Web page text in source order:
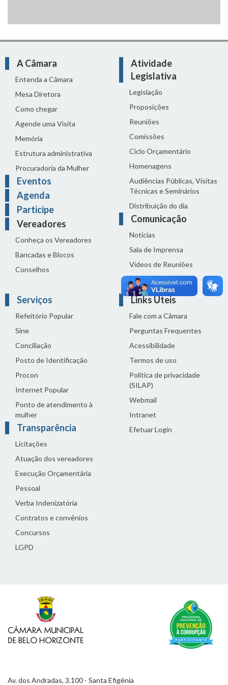
A Câmara
Entenda a Câmara
Mesa Diretora
Como chegar
Agende uma Visita
Memória
Estrutura administrativa
Procuradoria da Mulher
Eventos
Agenda
Participe
Vereadores
Conheça os Vereadores
Bancadas e Blocos
Conselhos
Atividade
Legislativa
Legislação
Proposições
Reuniões
Comissões
Ciclo Orçamentário
Homenagens
Audiências Públicas, Visitas
Técnicas e Seminários
Distribuição do dia
Comunicação
Notícias
Sala de Imprensa
Vídeos de Reuniões
Solenidades
Serviços
Refeitório Popular
Sine
Conciliação
Posto de Identificação
Procon
Internet Popular
Ponto de atendimento à
mulher
Transparência
Licitações
Atuação dos vereadores
Execução Orçamentária
Pessoal
Verba Indenizatória
Contratos e convênios
Concursos
LGPD
Links Úteis
Fale com a Câmara
Perguntas Frequentes
Acessibilidade
Termos de uso
Política de privacidade
(SILAP)
Webmail
Intranet
Efetuar Login
Av. dos Andradas, 3.100 - Santa Efigênia